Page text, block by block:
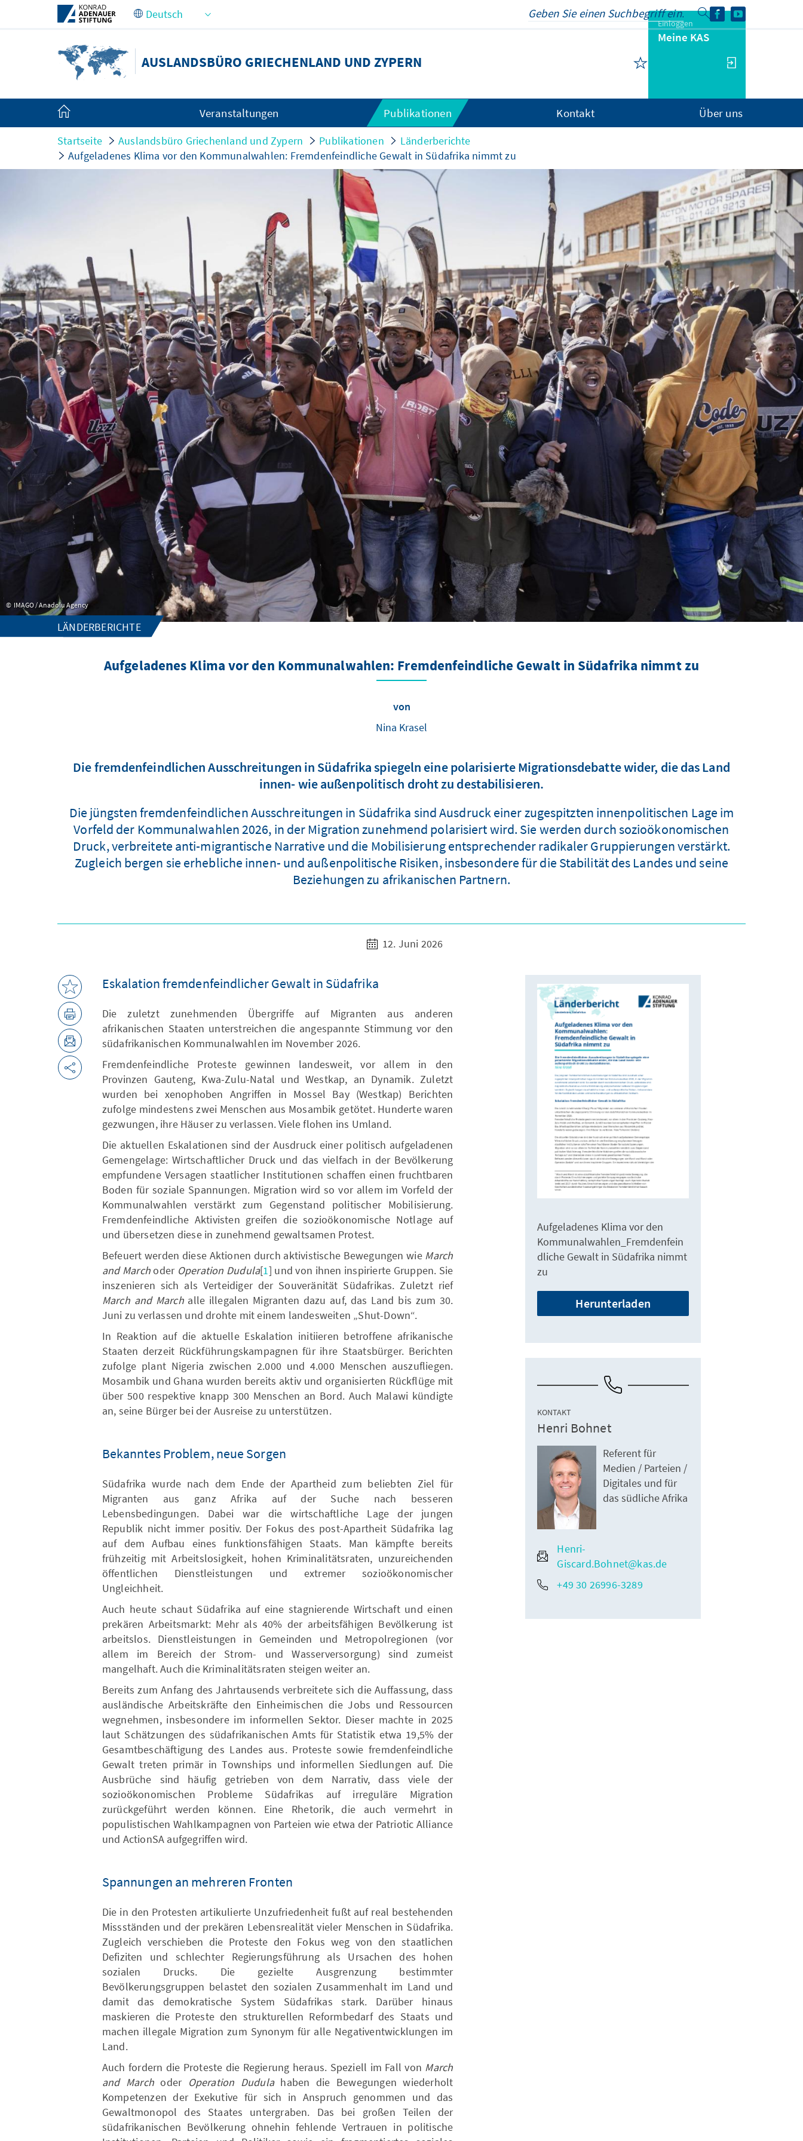
Zum Hauptinhalt springen
AUSLANDSBÜRO GRIECHENLAND UND ZYPERN
Einloggen
Meine KAS
Veranstaltungen Publikationen Kontakt Über uns
Startseite Auslandsbüro Griechenland und Zypern Publikationen
Länderberichte
Aufgeladenes Klima vor den Kommunalwahlen: Fremdenfeindliche Gewalt in Südafrika nimmt zu
IMAGO / Anadolu Agency
LÄNDERBERICHTE
Aufgeladenes Klima vor den Kommunalwahlen: Fremdenfeindliche Gewalt in Südafrika nimmt zu
von
Nina Krasel
Die fremdenfeindlichen Ausschreitungen in Südafrika spiegeln eine polarisierte Migrationsdebatte wider, die das Land
innen- wie außenpolitisch droht zu destabilisieren.
Die jüngsten fremdenfeindlichen Ausschreitungen in Südafrika sind Ausdruck einer zugespitzten innenpolitischen Lage im
Vorfeld der Kommunalwahlen 2026, in der Migration zunehmend polarisiert wird. Sie werden durch sozioökonomischen
Druck, verbreitete anti-migrantische Narrative und die Mobilisierung entsprechender radikaler Gruppierungen verstärkt.
Zugleich bergen sie erhebliche innen- und außenpolitische Risiken, insbesondere für die Stabilität des Landes und seine
Beziehungen zu afrikanischen Partnern.
12. Juni 2026
Eskalation fremdenfeindlicher Gewalt in Südafrika
Die zuletzt zunehmenden Übergriffe auf Migranten aus anderen
afrikanischen Staaten unterstreichen die angespannte Stimmung vor den
südafrikanischen Kommunalwahlen im November 2026.
Fremdenfeindliche Proteste gewinnen landesweit, vor allem in den
Provinzen Gauteng, Kwa-Zulu-Natal und Westkap, an Dynamik. Zuletzt
wurden bei xenophoben Angriffen in Mossel Bay (Westkap) Berichten
zufolge mindestens zwei Menschen aus Mosambik getötet. Hunderte waren
gezwungen, ihre Häuser zu verlassen. Viele flohen ins Umland.
Die aktuellen Eskalationen sind der Ausdruck einer politisch aufgeladenen
Gemengelage: Wirtschaftlicher Druck und das vielfach in der Bevölkerung
empfundene Versagen staatlicher Institutionen schaffen einen fruchtbaren
Boden für soziale Spannungen. Migration wird so vor allem im Vorfeld der
Kommunalwahlen verstärkt zum Gegenstand politischer Mobilisierung.
Fremdenfeindliche Aktivisten greifen die sozioökonomische Notlage auf
und übersetzen diese in zunehmend gewaltsamen Protest.
Befeuert werden diese Aktionen durch aktivistische Bewegungen wie March
and MarchoderOperation Dudula[1] und von ihnen inspirierte Gruppen. Sie
inszenieren sich als Verteidiger der Souveränität Südafrikas. Zuletzt rief
March and Marchalle illegalen Migranten dazu auf, das Land bis zum 30.
Juni zu verlassen und drohte mit einem landesweiten „Shut-Down“.
In Reaktion auf die aktuelle Eskalation initiieren betroffene afrikanische
Staaten derzeit Rückführungskampagnen für ihre Staatsbürger. Berichten
zufolge plant Nigeria zwischen 2.000 und 4.000 Menschen auszufliegen.
Mosambik und Ghana wurden bereits aktiv und organisierten Rückflüge mit
über 500 respektive knapp 300 Menschen an Bord. Auch Malawi kündigte
an, seine Bürger bei der Ausreise zu unterstützen.
Bekanntes Problem, neue Sorgen
Südafrika wurde nach dem Ende der Apartheid zum beliebten Ziel für
Migranten aus ganz Afrika auf der Suche nach besseren
Lebensbedingungen. Dabei war die wirtschaftliche Lage der jungen
Republik nicht immer positiv. Der Fokus des post-Apartheit Südafrika lag
auf dem Aufbau eines funktionsfähigen Staats. Man kämpfte bereits
frühzeitig mit Arbeitslosigkeit, hohen Kriminalitätsraten, unzureichenden
öffentlichen Dienstleistungen und extremer sozioökonomischer
Ungleichheit.
Auch heute schaut Südafrika auf eine stagnierende Wirtschaft und einen
prekären Arbeitsmarkt: Mehr als 40% der arbeitsfähigen Bevölkerung ist
arbeitslos. Dienstleistungen in Gemeinden und Metropolregionen (vor
allem im Bereich der Strom- und Wasserversorgung) sind zumeist
mangelhaft. Auch die Kriminalitätsraten steigen weiter an.
Bereits zum Anfang des Jahrtausends verbreitete sich die Auffassung, dass
ausländische Arbeitskräfte den Einheimischen die Jobs und Ressourcen
wegnehmen, insbesondere im informellen Sektor. Dieser machte in 2025
laut Schätzungen des südafrikanischen Amts für Statistik etwa 19,5% der
Gesamtbeschäftigung des Landes aus. Proteste sowie fremdenfeindliche
Gewalt treten primär in Townships und informellen Siedlungen auf. Die
Ausbrüche sind häufig getrieben von dem Narrativ, dass viele der
sozioökonomischen Probleme Südafrikas auf irreguläre Migration
zurückgeführt werden können. Eine Rhetorik, die auch vermehrt in
populistischen Wahlkampagnen von Parteien wie etwa der Patriotic Alliance
und ActionSA aufgegriffen wird.
Spannungen an mehreren Fronten
Die in den Protesten artikulierte Unzufriedenheit fußt auf real bestehenden
Missständen und der prekären Lebensrealität vieler Menschen in Südafrika.
Zugleich verschieben die Proteste den Fokus weg von den staatlichen
Defiziten und schlechter Regierungsführung als Ursachen des hohen
sozialen Drucks. Die gezielte Ausgrenzung bestimmter
Bevölkerungsgruppen belastet den sozialen Zusammenhalt im Land und
damit das demokratische System Südafrikas stark. Darüber hinaus
maskieren die Proteste den strukturellen Reformbedarf des Staats und
machen illegale Migration zum Synonym für alle Negativentwicklungen im
Land.
Auch fordern die Proteste die Regierung heraus. Speziell im Fall von March
and Marchoder Operation Dudulahaben die Bewegungen wiederholt
Kompetenzen der Exekutive für sich in Anspruch genommen und das
Gewaltmonopol des Staates untergraben. Das bei großen Teilen der
südafrikanischen Bevölkerung ohnehin fehlende Vertrauen in politische
Aufgeladenes Klima vor den
Kommunalwahlen_Fremdenfein
dliche Gewalt in Südafrika nimmt
zu
Herunterladen
KONTAKT
Henri Bohnet
Referent für
Medien / Parteien /
Digitales und für
das südliche Afrika
Henri-
Giscard.Bohnet@kas.de
+49 30 26996-3289